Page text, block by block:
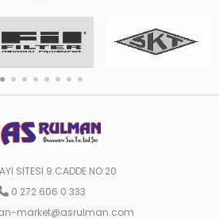
SİTESİ 9.CADDE NO:20
0 272 606 0 333
market@asrulman.com